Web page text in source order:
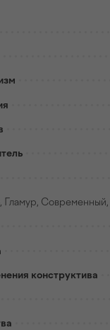
Гламур, Современный,
конструктива